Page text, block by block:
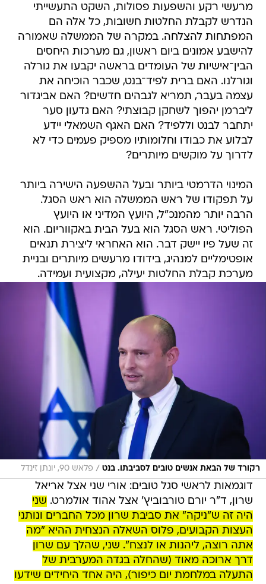
מרעשי רקע והשפעות פסולות, השקט התעשייתי
הנדרש לקבלת החלטות חשובות, כל אלה הם
המפתחות להצלחה. במקרה של הממשלה שאמורה
להישבע אמונים ביום ראשון, גם מערכות היחסים
הבין־אישיות של העומדים בראשה יקבעו את גורלה
וגורלנו. האם ברית לפיד־בנט, שכבר הוכיחה את
עצמה בעבר, תמריא לגבהים חדשים? האם אביגדור
ליברמן יהפוך לשחקן קבוצתי? האם גדעון סער
יתחבר לבנט וללפיד? האם האגף השמאלי יידע
לבלוע את כבודו וחלומותיו מספיק פעמים כדי לא
לדרוך על מוקשים מיותרים?
המינוי הדרמטי ביותר ובעל ההשפעה הישירה ביותר
על תפקודו של ראש הממשלה הוא ראש הסגל.
הרבה יותר מהמנכ"ל, היועץ המדיני או היועץ
הפוליטי. ראש הסגל הוא בעל הבית באקווריום. הוא
זה שעל פיו יישק דבר. הוא האחראי ליצירת תנאים
אופטימליים למנהיג, בידודו מרעשים מיותרים ובניית
מערכת קבלת החלטות יעילה, מקצועית ועמידה.
רקורד של הבאת אנשים טובים לסביבתו. בנט / פלאש 90, יונתן זינדל
דוגמאות לראשי סגל טובים: אורי שני אצל אריאל
שרון, ד"ר יורם טורבוביץ' אצל אהוד אולמרט. שני
היה זה ש"ניקה" את סביבת שרון מכל החברים ונותני
העצות הקבועים, פלוס השאלה הנצחית ההיא "מה
אתה רוצה, ליהנות או לנצח". שני, שהלך עם שרון
דרך ארוכה מאוד (שהחלה בגדה המערבית של
התעלה במלחמת יום כיפור), היה אחד היחידים שידעו